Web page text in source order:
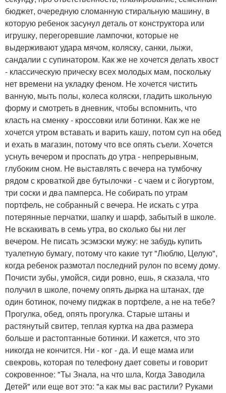
бюджет, очередную сломанную стиральную машину, в
которую ребенок засунул деталь от конструктора или
игрушку, перегоревшие лампочки, которые не
выдерживают удара мячом, коляску, санки, лыжи,
сандалии с супинатором. Как же не хочется делать хвост
- классическую прическу всех молодых мам, поскольку
нет времени на укладку феном. Не хочется чистить
ванную, мыть полы, колеса коляски, гладить школьную
форму и смотреть в дневник, чтобы вспомнить, что
класть на сменку - кроссовки или ботинки. Как же не
хочется утром вставать и варить кашу, потом суп на обед
и ехать в магазин, потому что все опять съели. Хочется
уснуть вечером и проспать до утра - непрерывным,
глубоким сном. Не выставлять с вечера на тумбочку
рядом с кроваткой две бутылочки - с чаем и с йогуртом,
три соски и два памперса. Не собирать по утрам
портфель, не собранный с вечера. Не искать с утра
потерянные перчатки, шапку и шарф, забытый в школе.
Не вскакивать в семь утра, во сколько бы ни лег
вечером. Не писать эсэмэски мужу: не забудь купить
туалетную бумагу, потому что какие тут "Люблю, Целую",
когда ребенок размотал последний рулон по всему дому.
Почисти зубы, умойся, сиди ровно, ешь, я сказала, что
получил в школе, почему опять дырка на штанах, где
один ботинок, почему пиджак в портфеле, а не на тебе?
Прогулка, обед, опять прогулка. Старые штаны и
растянутый свитер, теплая куртка на два размера
больше и растоптанные ботинки. И кажется, что это
никогда не кончится. Ни - ког - да. И еще мама или
свекровь, которая по телефону дает советы и говорит
сокровенное: "Ты Знала, на что шла, Когда Заводила
Детей" или еще вот это: "а как мы вас растили? Руками